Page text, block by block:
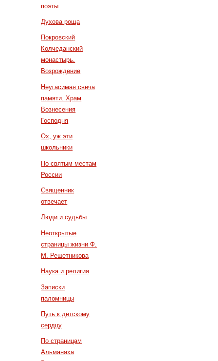
поэты
Духова роща
Покровский
Колчеданский
монастырь.
Возрождение
Неугасимая свеча
памяти. Храм
Вознесения
Господня
Ох, уж эти
школьники
По святым местам
России
Священник
отвечает
Люди и судьбы
Неоткрытые
страницы жизни Ф.
М. Решетникова
Наука и религия
Записки
паломницы
Путь к детскому
сердцу
По страницам
Альманаха